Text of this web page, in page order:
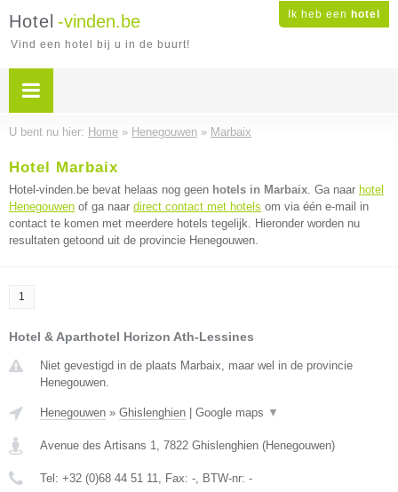
Ik heb een hotel
Hotel -vinden.be
Vind een hotel bij u in de buurt!
U bent nu hier: Home » Henegouwen » Marbaix
Hotel Marbaix
Hotel-vinden.be bevat helaas nog geen hotels in Marbaix. Ga naar hotel
Henegouwen of ga naar direct contact met hotels om via één e-mail in
contact te komen met meerdere hotels tegelijk. Hieronder worden nu
resultaten getoond uit de provincie Henegouwen.
1
Hotel & Aparthotel Horizon Ath-Lessines
Niet gevestigd in de plaats Marbaix, maar wel in de provincie
Henegouwen.
Henegouwen » Ghislenghien Google maps ▼
Avenue des Artisans 1, 7822 Ghislenghien (Henegouwen)
Tel: +32 (0)68 44 51 11, Fax: -, BTW-nr: -